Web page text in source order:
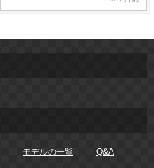
モデルの一覧 Q&A